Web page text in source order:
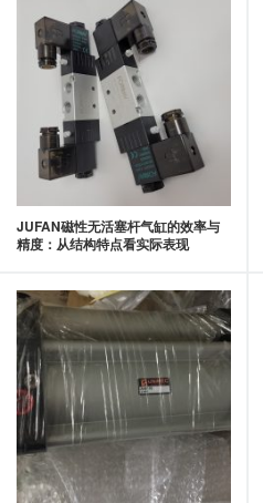
JUFAN磁性无活塞杆气缸的效率与
精度：从结构特点看实际表现